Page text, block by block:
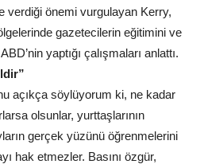
verdiği önemi vurgulayan Kerry,
gazetecilerin eğitimini ve
yaptığı çalışmaları anlattı.
açıkça söylüyorum ki, ne kadar
olsunlar, yurttaşlarının
gerçek yüzünü öğrenmelerini
hak etmezler. Basını özgür,